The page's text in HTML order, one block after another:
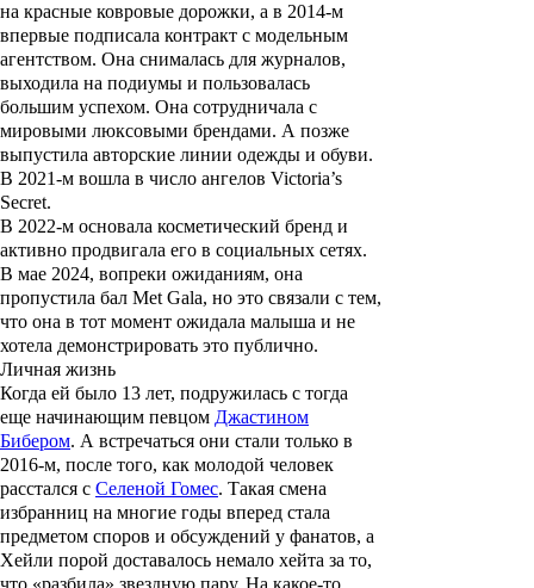
на красные ковровые дорожки, а в 2014-м
впервые подписала контракт с модельным
агентством. Она снималась для журналов,
выходила на подиумы и пользовалась
большим успехом. Она сотрудничала с
мировыми люксовыми брендами. А позже
выпустила авторские линии одежды и обуви.
В 2021-м вошла в число ангелов Victoria’s
Secret.
В 2022-м основала косметический бренд и
активно продвигала его в социальных сетях.
В мае 2024, вопреки ожиданиям, она
пропустила бал Met Gala, но это связали с тем,
что она в тот момент ожидала малыша и не
хотела демонстрировать это публично.
Личная жизнь
Когда ей было 13 лет, подружилась с тогда
еще начинающим певцом Джастином
Бибером. А встречаться они стали только в
2016-м, после того, как молодой человек
расстался с Селеной Гомес. Такая смена
избранниц на многие годы вперед стала
предметом споров и обсуждений у фанатов, а
Хейли порой доставалось немало хейта за то,